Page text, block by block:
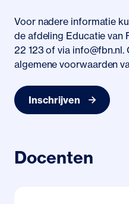
Voor nadere informatie
de afdeling Educatie van
22 123 of via info@fbn.nl.
algemene voorwaarden
Inschrijven
Docenten